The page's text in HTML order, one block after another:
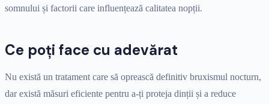
somnului și factorii care influențează calitatea nopții.
Ce poți face cu adevărat
Nu există un tratament care să oprească definitiv bruxismul nocturn,
dar există măsuri eficiente pentru a-ți proteja dinții și a reduce